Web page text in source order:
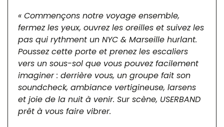
« Commençons notre voyage ensemble,
fermez les yeux, ouvrez les oreilles et suivez les
pas qui rythment un NYC & Marseille hurlant.
Poussez cette porte et prenez les escaliers
vers un sous-sol que vous pouvez facilement
imaginer : derrière vous, un groupe fait son
soundcheck, ambiance vertigineuse, larsens
et joie de la nuit à venir. Sur scène, USERBAND
prêt à vous faire vibrer.